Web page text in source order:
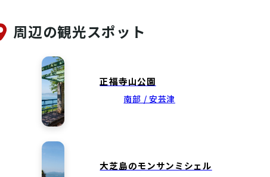
周辺の観光スポット
正福寺山公園
南部 / 安芸津
大芝島のモンサンミシェル